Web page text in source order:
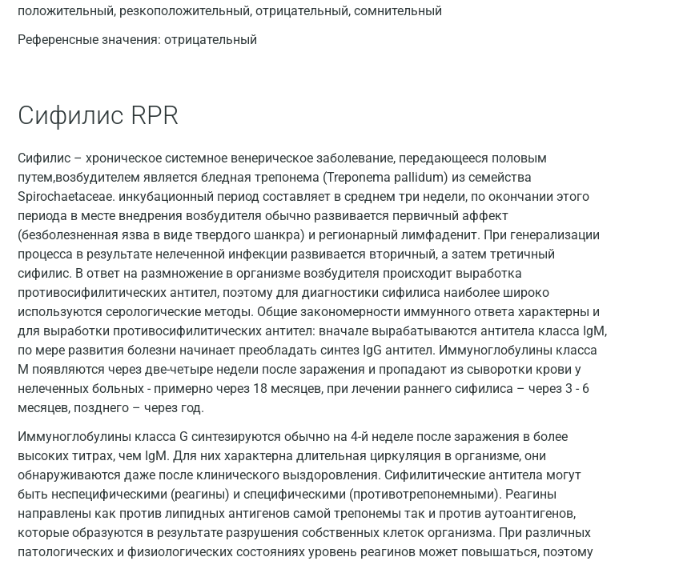
положительный, резкоположительный, отрицательный, сомнительный
Референсные значения: отрицательный
Сифилис RPR
Сифилис – хроническое системное венерическое заболевание, передающееся половым
путем,возбудителем является бледная трепонема (Treponema pallidum) из семейства
Spirochaetaceae. инкубационный период составляет в среднем три недели, по окончании этого
периода в месте внедрения возбудителя обычно развивается первичный аффект
(безболезненная язва в виде твердого шанкра) и регионарный лимфаденит. При генерализации
процесса в результате нелеченной инфекции развивается вторичный, а затем третичный
сифилис. В ответ на размножение в организме возбудителя происходит выработка
противосифилитических антител, поэтому для диагностики сифилиса наиболее широко
используются серологические методы. Общие закономерности иммунного ответа характерны и
для выработки противосифилитических антител: вначале вырабатываются антитела класса IgМ,
по мере развития болезни начинает преобладать синтез IgG антител. Иммуноглобулины класса
М появляются через две-четыре недели после заражения и пропадают из сыворотки крови у
нелеченных больных - примерно через 18 месяцев, при лечении раннего сифилиса – через 3 - 6
месяцев, позднего – через год.
Иммуноглобулины класса G синтезируются обычно на 4-й неделе после заражения в более
высоких титрах, чем IgМ. Для них характерна длительная циркуляция в организме, они
обнаруживаются даже после клинического выздоровления. Сифилитические антитела могут
быть неспецифическими (реагины) и специфическими (противотрепонемными). Реагины
направлены как против липидных антигенов самой трепонемы так и против аутоантигенов,
которые образуются в результате разрушения собственных клеток организма. При различных
патологических и физиологических состояниях уровень реагинов может повышаться, поэтому
Балашиха
Брянск
Великий Новгород
Видное
Владимир
Волгоград
Волжский
Воронеж
Всеволожск
Гатчина
Геленджик